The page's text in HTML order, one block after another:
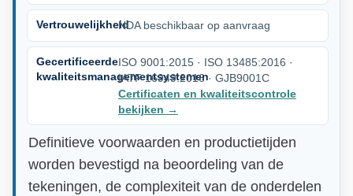
VertrouwelijkheidNDA beschikbaar op aanvraag
Gecertificeerde
kwaliteitsmanagementsystemen
ISO 9001:2015 · ISO 13485:2016 ·
IATF 16949:2016 · GJB9001C
Certificaten en kwaliteitscontrole
bekijken →
Definitieve voorwaarden en productietijden
worden bevestigd na beoordeling van de
tekeningen, de complexiteit van de onderdelen